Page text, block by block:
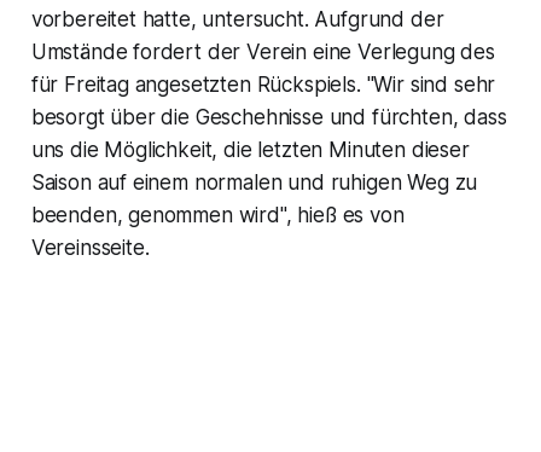
vorbereitet hatte, untersucht. Aufgrund der
Umstände fordert der Verein eine Verlegung des
für Freitag angesetzten Rückspiels. "Wir sind sehr
besorgt über die Geschehnisse und fürchten, dass
uns die Möglichkeit, die letzten Minuten dieser
Saison auf einem normalen und ruhigen Weg zu
beenden, genommen wird", hieß es von
Vereinsseite.